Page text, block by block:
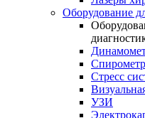
Оборудование
Стресс
УЗИ